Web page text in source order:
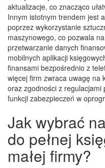
aktualizacje, co znacząco
Innym istotnym trendem jest
poprzez wykorzystanie
maszynowego, co pozwala
przetwarzanie danych
mobilnych aplikacji
finansami bezpośrednio z
więcej firm zwraca uwagę na
oraz zgodności z regulacjami
funkcji zabezpieczeń w
Jak wybrać
do pełnej
małej firmy?